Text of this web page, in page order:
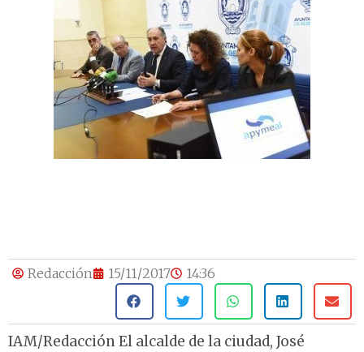
Redacción 15/11/2017 14:36
IAM/Redacción El alcalde de la ciudad, José